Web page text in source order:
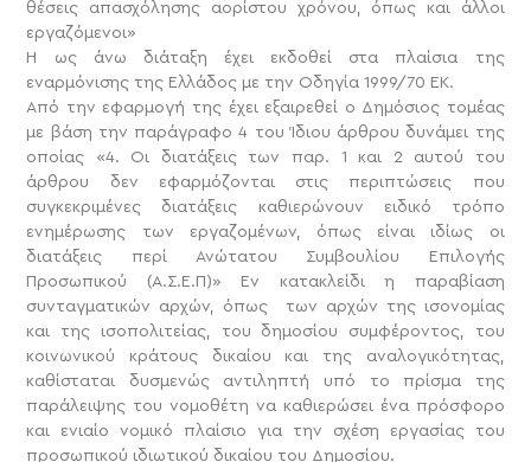
θέσεις απασχόλησης αορίστου χρόνου, όπως και άλλοι
εργαζόμενοι»
Η ως άνω διάταξη έχει εκδοθεί στα πλαίσια της
εναρμόνισης της Ελλάδος με την Οδηγία 1999/70 ΕΚ.
Από την εφαρμογή της έχει εξαιρεθεί ο Δημόσιος τομέας
με βάση την παράγραφο 4 του Ίδιου άρθρου δυνάμει της
οποίας «4. Οι διατάξεις των παρ. 1 και 2 αυτού του
άρθρου δεν εφαρμόζονται στις περιπτώσεις που
συγκεκριμένες διατάξεις καθιερώνουν ειδικό τρόπο
ενημέρωσης των εργαζομένων, όπως είναι ιδίως οι
διατάξεις περί Ανώτατου Συμβουλίου Επιλογής
Προσωπικού (Α.Σ.Ε.Π)» Εν κατακλείδι η παραβίαση
συνταγματικών αρχών, όπως των αρχών της ισονομίας
και της ισοπολιτείας, του δημοσίου συμφέροντος, του
κοινωνικού κράτους δικαίου και της αναλογικότητας,
καθίσταται δυσμενώς αντιληπτή υπό το πρίσμα της
παράλειψης του νομοθέτη να καθιερώσει ένα πρόσφορο
και ενιαίο νομικό πλαίσιο για την σχέση εργασίας του
προσωπικού ιδιωτικού δικαίου του Δημοσίου.